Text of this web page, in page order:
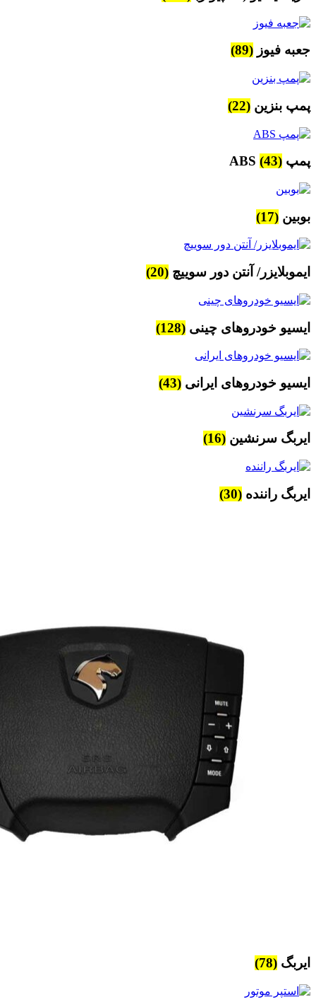
جعبه فیوز (89)
پمپ بنزین (22)
پمپ ABS (43)
بوبین (17)
ایموبلایزر/ آنتن دور سوییچ (20)
ایسیو خودروهای چینی (128)
ایسیو خودروهای ایرانی (43)
ایربگ سرنشین (16)
ایربگ راننده (30)
ایربگ (78)